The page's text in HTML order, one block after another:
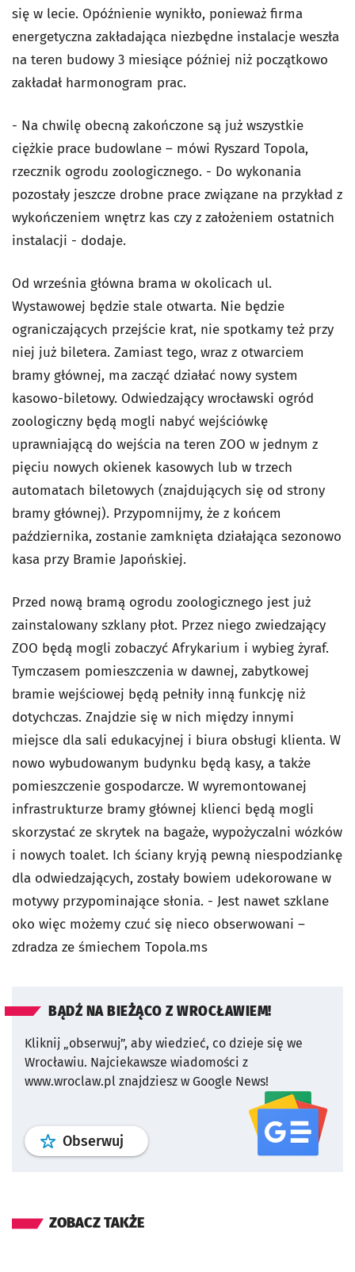
się w lecie. Opóźnienie wynikło, ponieważ firma
energetyczna zakładająca niezbędne instalacje weszła
na teren budowy 3 miesiące później niż początkowo
zakładał harmonogram prac.
- Na chwilę obecną zakończone są już wszystkie
ciężkie prace budowlane – mówi Ryszard Topola,
rzecznik ogrodu zoologicznego. - Do wykonania
pozostały jeszcze drobne prace związane na przykład z
wykończeniem wnętrz kas czy z założeniem ostatnich
instalacji - dodaje.
Od września główna brama w okolicach ul.
Wystawowej będzie stale otwarta. Nie będzie
ograniczających przejście krat, nie spotkamy też przy
niej już biletera. Zamiast tego, wraz z otwarciem
bramy głównej, ma zacząć działać nowy system
kasowo-biletowy. Odwiedzający wrocławski ogród
zoologiczny będą mogli nabyć wejściówkę
uprawniającą do wejścia na teren ZOO w jednym z
pięciu nowych okienek kasowych lub w trzech
automatach biletowych (znajdujących się od strony
bramy głównej). Przypomnijmy, że z końcem
października, zostanie zamknięta działająca sezonowo
kasa przy Bramie Japońskiej.
Przed nową bramą ogrodu zoologicznego jest już
zainstalowany szklany płot. Przez niego zwiedzający
ZOO będą mogli zobaczyć Afrykarium i wybieg żyraf.
Tymczasem pomieszczenia w dawnej, zabytkowej
bramie wejściowej będą pełniły inną funkcję niż
dotychczas. Znajdzie się w nich między innymi
miejsce dla sali edukacyjnej i biura obsługi klienta. W
nowo wybudowanym budynku będą kasy, a także
pomieszczenie gospodarcze. W wyremontowanej
infrastrukturze bramy głównej klienci będą mogli
skorzystać ze skrytek na bagaże, wypożyczalni wózków
i nowych toalet. Ich ściany kryją pewną niespodziankę
dla odwiedzających, zostały bowiem udekorowane w
motywy przypominające słonia. - Jest nawet szklane
oko więc możemy czuć się nieco obserwowani –
zdradza ze śmiechem Topola.ms
BĄDŹ NA BIEŻĄCO Z WROCŁAWIEM!
Kliknij „obserwuj”, aby wiedzieć, co dzieje się we
Wrocławiu. Najciekawsze wiadomości z
www.wroclaw.pl znajdziesz w Google News!
Obserwuj profil serwisu
ZOBACZ TAKŻE